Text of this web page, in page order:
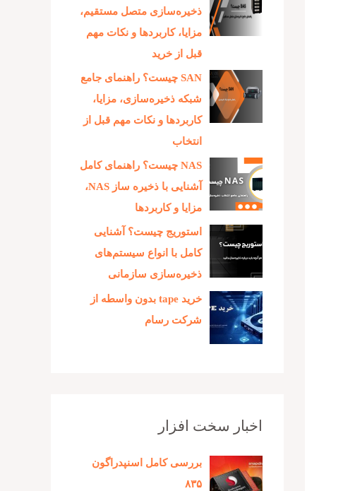
ذخیره‌سازی متصل مستقیم،
مزایا، کاربردها و نکات مهم
قبل از خرید
SAN چیست؟ راهنمای جامع
شبکه ذخیره‌سازی، مزایا،
کاربردها و نکات مهم قبل از
انتخاب
NAS چیست؟ راهنمای کامل
آشنایی با ذخیره‌ ساز NAS،
مزایا و کاربردها
استوریج چیست؟ آشنایی
کامل با انواع سیستم‌های
ذخیره‌سازی سازمانی
خرید tape بدون واسطه از
شرکت رسام
اخبار سخت افزار
بررسی کامل اسنپدراگون
۸۳۵